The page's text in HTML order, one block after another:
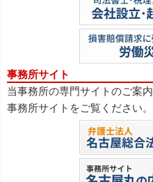
事務所サイト
当事務所の専門サイトのご案内
事務所サイトをご覧ください。